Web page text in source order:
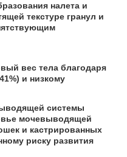
налета и
текстуре гранул и
вес тела благодаря
и низкому
системы
мочевыводящей
и кастрированных
риску развития